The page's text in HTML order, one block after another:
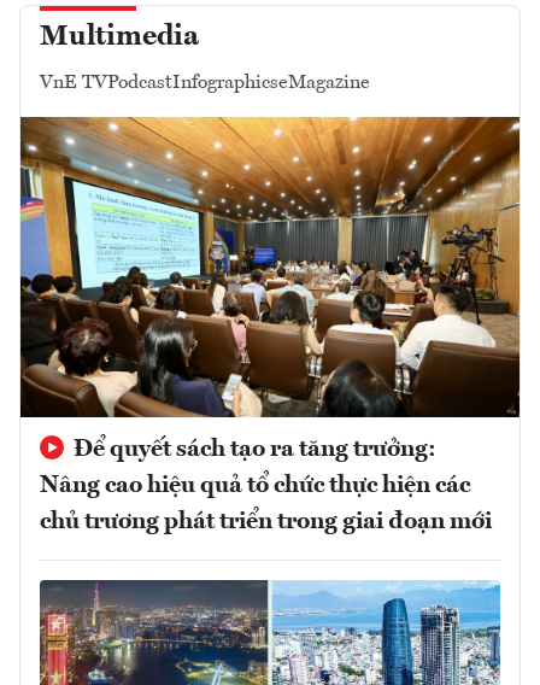
Multimedia
VnE TVPodcastInfographicseMagazine
Để quyết sách tạo ra tăng trưởng:
Nâng cao hiệu quả tổ chức thực hiện các
chủ trương phát triển trong giai đoạn mới